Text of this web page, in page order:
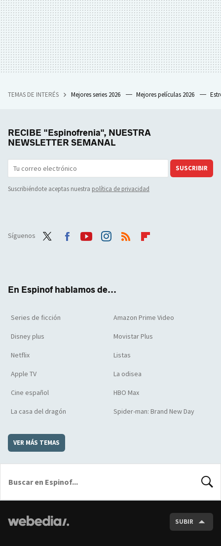
TEMAS DE INTERÉS Mejores series 2026 Mejores películas 2026
RECIBE "Espinofrenia", NUESTRA
NEWSLETTER SEMANAL
SUSCRIBIR
Suscribiéndote aceptas nuestra política de privacidad
Síguenos
En Espinof hablamos de...
Series de ficción Amazon Prime Video
Disney plus Movistar Plus
Netflix Listas
Apple TV La odisea
Cine español HBO Max
La casa del dragón Spider-man: Brand New Day
VER MÁS TEMAS
SUBIR